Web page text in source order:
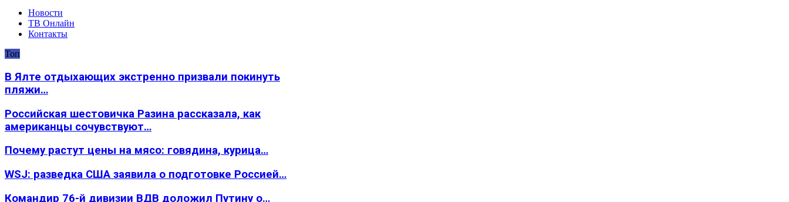
Новости
ТВ Онлайн
Контакты
Топ
В Ялте отдыхающих экстренно призвали покинуть
пляжи…
Российская шестовичка Разина рассказала, как
американцы сочувствуют…
Почему растут цены на мясо: говядина, курица…
WSJ: разведка США заявила о подготовке Россией…
Командир 76-й дивизии ВДВ доложил Путину о…